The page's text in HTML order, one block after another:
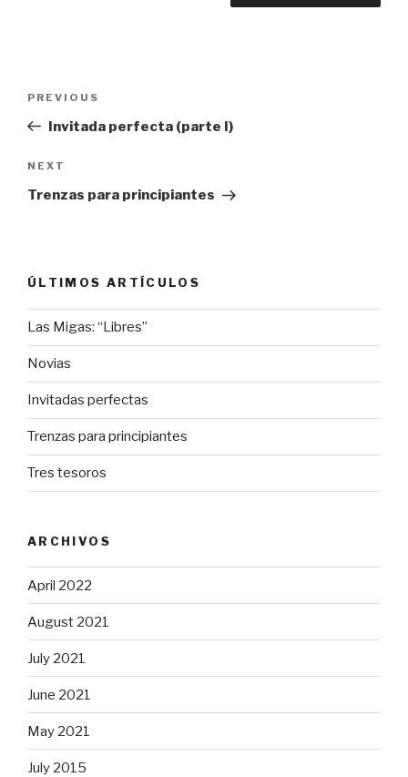
Previous
Post
PREVIOUS
Invitada perfecta (parte I)
Next
Post
NEXT
Trenzas para principiantes
ÚLTIMOS ARTÍCULOS
Las Migas: “Libres”
Novias
Invitadas perfectas
Trenzas para principiantes
Tres tesoros
ARCHIVOS
April 2022
August 2021
July 2021
June 2021
May 2021
July 2015